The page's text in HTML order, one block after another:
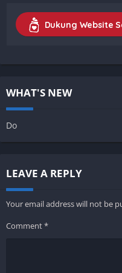
Dukung Website
WHAT'S NEW
Do
LEAVE A REPLY
Your email address will not be
Comment*